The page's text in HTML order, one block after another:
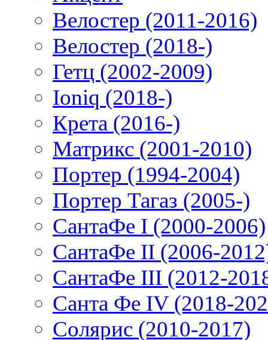
Велостер (2011-2016)
Велостер (2018-)
Гетц (2002-2009)
Ioniq (2018-)
Крета (2016-)
Матрикс (2001-2010)
Портер (1994-2004)
Портер Тагаз (2005-)
СантаФе I (2000-2006)
СантаФе II (2006-
СантаФе III (2012-
Санта Фе IV (2018-
Солярис (2010-2017)